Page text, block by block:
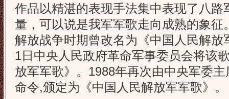
作品以精湛的表现手法集中表现了八路
量，可以说是我军军歌走向成熟的象征
解放战争时期曾改名为《中国人民解放
1日中央人民政府革命军事委员会将该
放军军歌》。1988年再次由中央军委
命令,颁定为《中国人民解放军军歌》。